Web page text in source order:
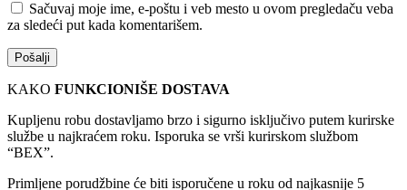
Sačuvaj moje ime, e-poštu i veb mesto u ovom pregledaču veba
za sledeći put kada komentarišem.
KAKO FUNKCIONIŠE DOSTAVA
Kupljenu robu dostavljamo brzo i sigurno isključivo putem kurirske
službe u najkraćem roku. Isporuka se vrši kurirskom službom
“BEX”.
Primljene porudžbine će biti isporučene u roku od najkasnije 5